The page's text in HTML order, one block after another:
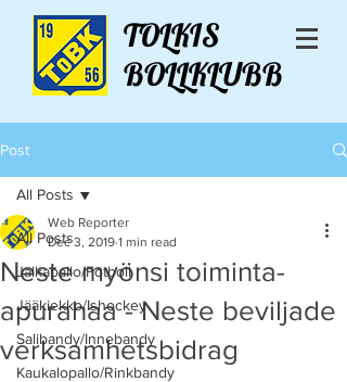
TOLKIS
BOLLKLUBB
Post
All Posts
Jalkapallo/Fotboll
Jääkiekko/Ishockey
Salibandy/Innebandy
Kaukalopallo/Rinkbandy
All Posts
Neste myönsi toiminta-
apurahaa - Neste beviljade
verksamhetsbidrag
Web Reporter
Dec 3, 2019 1 min read